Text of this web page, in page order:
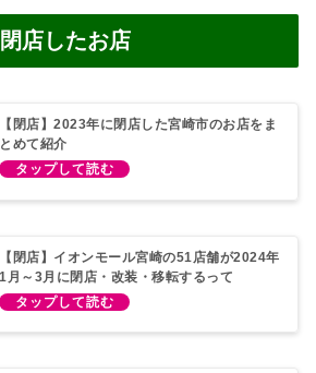
店したお店
【閉店】2023年に閉店した宮崎市のお店をま
とめて紹介
【閉店】イオンモール宮崎の51店舗が2024年
1月～3月に閉店・改装・移転するって